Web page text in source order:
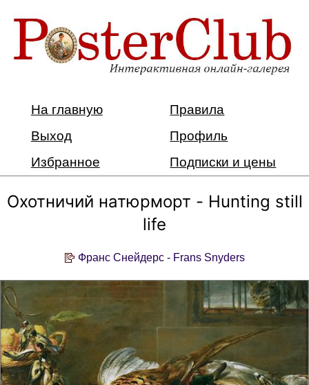
На главную
Правила
Выход
Профиль
Избранное
Подписки и цены
Охотничий натюрморт - Hunting still
life
Франс Снейдерс - Frans Snyders